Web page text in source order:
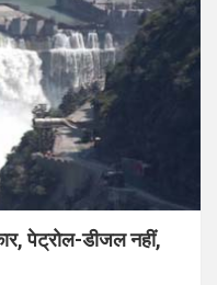
पेट्रोल-डीजल नहीं,